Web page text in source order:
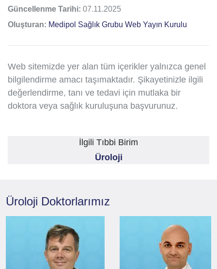
Güncellenme Tarihi: 07.11.2025
Oluşturan: Medipol Sağlık Grubu Web Yayın Kurulu
Web sitemizde yer alan tüm içerikler yalnızca genel
bilgilendirme amacı taşımaktadır. Şikayetinizle ilgili
değerlendirme, tanı ve tedavi için mutlaka bir
doktora veya sağlık kuruluşuna başvurunuz.
İlgili Tıbbi Birim
Üroloji
Üroloji Doktorlarımız